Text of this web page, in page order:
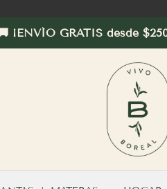
¡ENVÍO GRATIS desde